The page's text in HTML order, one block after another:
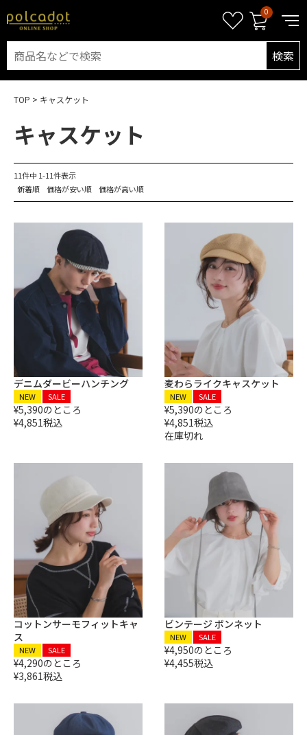
0
検索
TOP キャスケット
キャスケット
価格が安い順 価格が高い順
新着順
11件中 1-11件表示
デニムダービーハンチング
NEW SALE
¥5,390のところ
¥4,851税込
麦わらライクキャスケット
NEW SALE
¥5,390のところ
¥4,851税込
在庫切れ
コットンサーモフィットキャ
ス
NEW SALE
¥4,290のところ
¥3,861税込
ビンテージ ボンネット
NEW SALE
¥4,950のところ
¥4,455税込